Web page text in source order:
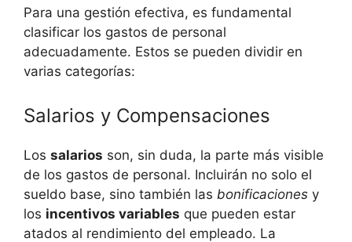
Para una gestión efectiva, es fundamental
clasificar los gastos de personal
adecuadamente. Estos se pueden dividir en
varias categorías:
Salarios y Compensaciones
Los salarios son, sin duda, la parte más visible
de los gastos de personal. Incluirán no solo el
sueldo base, sino también las bonificaciones y
los incentivos variables que pueden estar
atados al rendimiento del empleado. La